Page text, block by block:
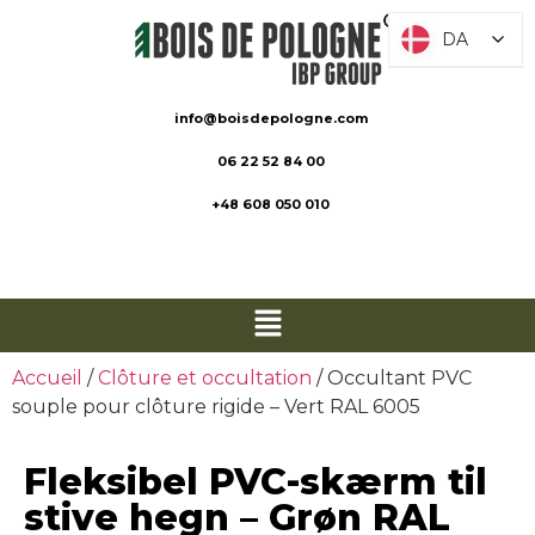
info@boisdepologne.com
06 22 52 84 00
+48 608 050 010
Accueil /Clôture et occultation / Occultant PVC
souple pour clôture rigide – Vert RAL 6005
Fleksibel PVC-skærm til
stive hegn – Grøn RAL
DA
DA